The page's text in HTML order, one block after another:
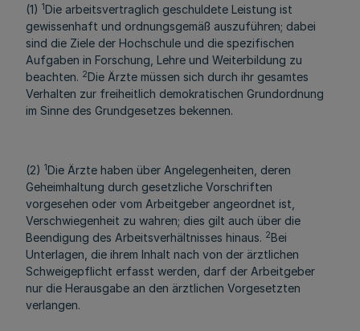
(1) 1Die arbeitsvertraglich geschuldete Leistung ist
gewissenhaft und ordnungsgemäß auszuführen; dabei
sind die Ziele der Hochschule und die spezifischen
Aufgaben in Forschung, Lehre und Weiterbildung zu
beachten. 2Die Ärzte müssen sich durch ihr gesamtes
Verhalten zur freiheitlich demokratischen Grundordnung
im Sinne des Grundgesetzes bekennen.
(2) 1Die Ärzte haben über Angelegenheiten, deren
Geheimhaltung durch gesetzliche Vorschriften
vorgesehen oder vom Arbeitgeber angeordnet ist,
Verschwiegenheit zu wahren; dies gilt auch über die
Beendigung des Arbeitsverhältnisses hinaus. 2Bei
Unterlagen, die ihrem Inhalt nach von der ärztlichen
Schweigepflicht erfasst werden, darf der Arbeitgeber
nur die Herausgabe an den ärztlichen Vorgesetzten
verlangen.